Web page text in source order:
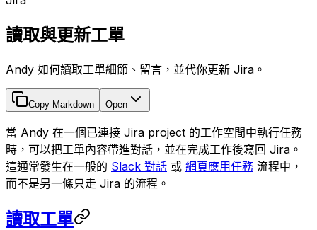
讀取與更新工單
Andy 如何讀取工單細節、留言，並代你更新 Jira。
Copy Markdown Open
當 Andy 在一個已連接 Jira project 的工作空間中執行任務
時，可以把工單內容帶進對話，並在完成工作後寫回 Jira。
這通常發生在一般的 Slack 對話 或 網頁應用任務 流程中，
而不是另一條只走 Jira 的流程。
讀取工單